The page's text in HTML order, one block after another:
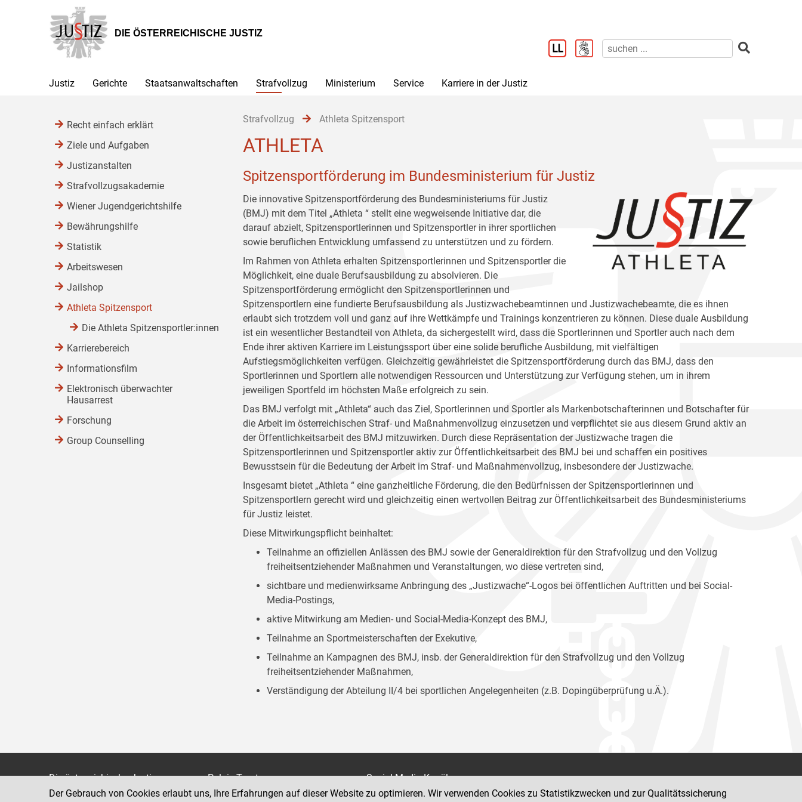
Hauptnavigation
[1]
Inhalt
[2]
Untermenü
[3]
DIE ÖSTERREICHISCHE JUSTIZ
Justiz Gerichte Staatsanwaltschaften Strafvollzug Ministerium Service Karriere in der Justiz
Strafvollzug Athleta Spitzensport
ATHLETA
Spitzensportförderung im Bundesministerium für Justiz
Die innovative Spitzensportförderung des Bundesministeriums für Justiz
(BMJ) mit dem Titel „Athleta “ stellt eine wegweisende Initiative dar, die
darauf abzielt, Spitzensportlerinnen und Spitzensportler in ihrer sportlichen
sowie beruflichen Entwicklung umfassend zu unterstützen und zu fördern.
Im Rahmen von Athleta erhalten Spitzensportlerinnen und Spitzensportler die
Möglichkeit, eine duale Berufsausbildung zu absolvieren. Die
Spitzensportförderung ermöglicht den Spitzensportlerinnen und
Spitzensportlern eine fundierte Berufsausbildung als Justizwachebeamtinnen und Justizwachebeamte, die es ihnen
erlaubt sich trotzdem voll und ganz auf ihre Wettkämpfe und Trainings konzentrieren zu können. Diese duale Ausbildung
ist ein wesentlicher Bestandteil von Athleta, da sichergestellt wird, dass die Sportlerinnen und Sportler auch nach dem
Ende ihrer aktiven Karriere im Leistungssport über eine solide berufliche Ausbildung, mit vielfältigen
Aufstiegsmöglichkeiten verfügen. Gleichzeitig gewährleistet die Spitzensportförderung durch das BMJ, dass den
Sportlerinnen und Sportlern alle notwendigen Ressourcen und Unterstützung zur Verfügung stehen, um in ihrem
jeweiligen Sportfeld im höchsten Maße erfolgreich zu sein.
Das BMJ verfolgt mit „Athleta“ auch das Ziel, Sportlerinnen und Sportler als Markenbotschafterinnen und Botschafter für
die Arbeit im österreichischen Straf- und Maßnahmenvollzug einzusetzen und verpflichtet sie aus diesem Grund aktiv an
der Öffentlichkeitsarbeit des BMJ mitzuwirken. Durch diese Repräsentation der Justizwache tragen die
Spitzensportlerinnen und Spitzensportler aktiv zur Öffentlichkeitsarbeit des BMJ bei und schaffen ein positives
Bewusstsein für die Bedeutung der Arbeit im Straf- und Maßnahmenvollzug, insbesondere der Justizwache.
Insgesamt bietet „Athleta “ eine ganzheitliche Förderung, die den Bedürfnissen der Spitzensportlerinnen und
Spitzensportlern gerecht wird und gleichzeitig einen wertvollen Beitrag zur Öffentlichkeitsarbeit des Bundesministeriums
für Justiz leistet.
Diese Mitwirkungspflicht beinhaltet:
Teilnahme an offiziellen Anlässen des BMJ sowie der Generaldirektion für den Strafvollzug und den Vollzug
freiheitsentziehender Maßnahmen und Veranstaltungen, wo diese vertreten sind,
sichtbare und medienwirksame Anbringung des „Justizwache“-Logos bei öffentlichen Auftritten und bei Social-
Media-Postings,
aktive Mitwirkung am Medien- und Social-Media-Konzept des BMJ,
Teilnahme an Sportmeisterschaften der Exekutive,
Teilnahme an Kampagnen des BMJ, insb. der Generaldirektion für den Strafvollzug und den Vollzug
freiheitsentziehender Maßnahmen,
Verständigung der Abteilung II/4 bei sportlichen Angelegenheiten (z.B. Dopingüberprüfung u.Ä.).
Recht einfach erklärt
Ziele und Aufgaben
Justizanstalten
Strafvollzugsakademie
Wiener Jugendgerichtshilfe
Bewährungshilfe
Statistik
Arbeitswesen
Jailshop
Athleta Spitzensport
Die Athleta Spitzensportler:innen
Karrierebereich
Informationsfilm
Elektronisch überwachter
Hausarrest
Forschung
Group Counselling
Die österreichische Justiz
Bundesministerium für Justiz
Palais Trautson
Museumstraße 7
Social Media Kanäle
der Justiz und des BMJ
Der Gebrauch von Cookies erlaubt uns, Ihre Erfahrungen auf dieser Website zu optimieren. Wir verwenden Cookies zu Statistikzwecken und zur Qualitätssicherung